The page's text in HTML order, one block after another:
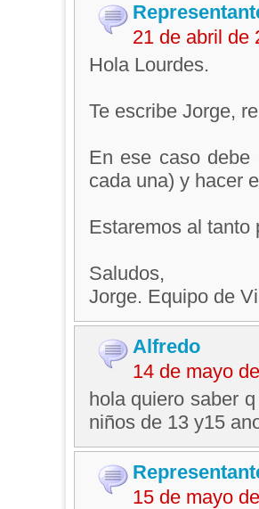
21 de abril de
Hola Lourdes.
Te escribe Jorge,
En ese caso debe
cada una) y hacer
Estaremos al tanto
Saludos,
Jorge. Equipo de
Alfredo
14 de mayo
hola quiero saber
niños de 13 y15
15 de mayo